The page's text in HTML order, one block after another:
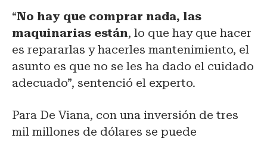
“No hay que comprar nada, las
maquinarias están, lo que hay que hacer
es repararlas y hacerles mantenimiento, el
asunto es que no se les ha dado el cuidado
adecuado”, sentenció el experto.
Para De Viana, con una inversión de tres
mil millones de dólares se puede